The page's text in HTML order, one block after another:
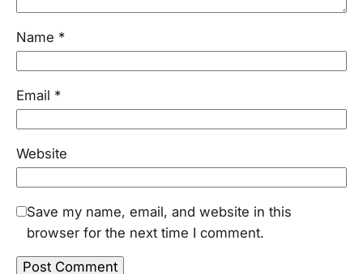
Name *
Email *
Website
Save my name, email, and website in this
browser for the next time I comment.